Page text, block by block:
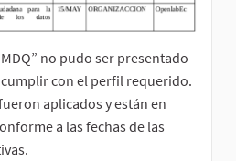
no pudo ser presentado
con el perfil requerido.
aplicados y están en
a las fechas de las